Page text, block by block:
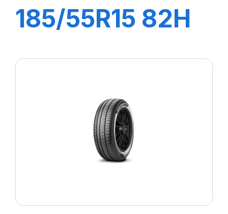
185/55R15 82H